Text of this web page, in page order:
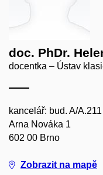
doc. PhDr.
docentka – Ústav
kancelář: bud. A/A.211
Arna Nováka 1
602 00 Brno
Zobrazit na mapě